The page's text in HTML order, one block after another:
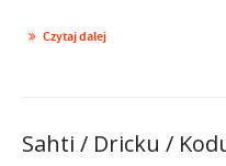
Czytaj dalej
Sahti / Dricku /